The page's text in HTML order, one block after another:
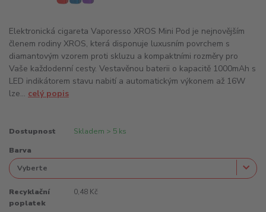
Elektronická cigareta Vaporesso XROS Mini Pod je nejnovějším
členem rodiny XROS, která disponuje luxusním povrchem s
diamantovým vzorem proti skluzu a kompaktními rozměry pro
Vaše každodenní cesty. Vestavěnou baterii o kapacitě 1000mAh s
LED indikátorem stavu nabití a automatickým výkonem až 16W
lze... celý popis
Dostupnost Skladem > 5 ks
Barva
Recyklační
poplatek
0,48 Kč